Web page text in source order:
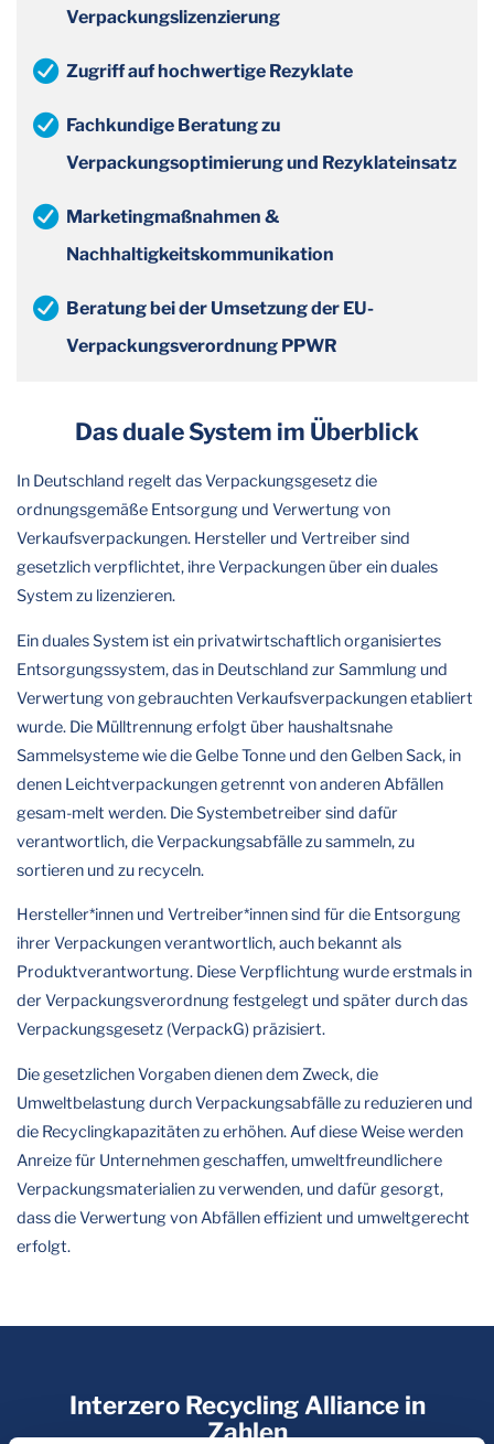
Verpackungslizenzierung
Zugriff auf hochwertige Rezyklate
Fachkundige Beratung zu
Verpackungsoptimierung und Rezyklateinsatz
Marketingmaßnahmen &
Nachhaltigkeitskommunikation
Beratung bei der Umsetzung der EU-
Verpackungsverordnung PPWR
Das duale System im Überblick
In Deutschland regelt das Verpackungsgesetz die
ordnungsgemäße Entsorgung und Verwertung von
Verkaufsverpackungen. Hersteller und Vertreiber sind
gesetzlich verpflichtet, ihre Verpackungen über ein duales
System zu lizenzieren.
Ein duales System ist ein privatwirtschaftlich organisiertes
Entsorgungssystem, das in Deutschland zur Sammlung und
Verwertung von gebrauchten Verkaufsverpackungen etabliert
wurde. Die Mülltrennung erfolgt über haushaltsnahe
Sammelsysteme wie die Gelbe Tonne und den Gelben Sack, in
denen Leichtverpackungen getrennt von anderen Abfällen
gesam-melt werden. Die Systembetreiber sind dafür
verantwortlich, die Verpackungsabfälle zu sammeln, zu
sortieren und zu recyceln.
Hersteller*innen und Vertreiber*innen sind für die Entsorgung
ihrer Verpackungen verantwortlich, auch bekannt als
Produktverantwortung. Diese Verpflichtung wurde erstmals in
der Verpackungsverordnung festgelegt und später durch das
Verpackungsgesetz (VerpackG) präzisiert.
Die gesetzlichen Vorgaben dienen dem Zweck, die
Umweltbelastung durch Verpackungsabfälle zu reduzieren und
die Recyclingkapazitäten zu erhöhen. Auf diese Weise werden
Anreize für Unternehmen geschaffen, umweltfreundlichere
Verpackungsmaterialien zu verwenden, und dafür gesorgt,
dass die Verwertung von Abfällen effizient und umweltgerecht
erfolgt.
Interzero Recycling Alliance in
Zahlen